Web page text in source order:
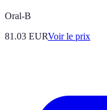
Oral-B
81.03 EURVoir le prix